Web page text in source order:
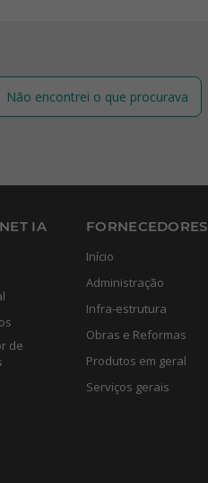
Não encontrei o que procurava
IA
de
FORNECEDORES
Início
Administração
Infra-estrutura
Obras e Reformas
Produtos em geral
Serviços gerais